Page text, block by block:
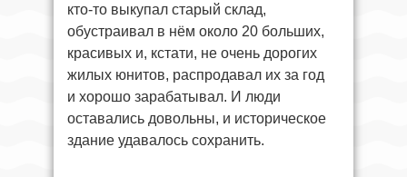
кто-то выкупал старый склад,
обустраивал в нём около 20 больших,
красивых и, кстати, не очень дорогих
жилых юнитов, распродавал их за год
и хорошо зарабатывал. И люди
оставались довольны, и историческое
здание удавалось сохранить.